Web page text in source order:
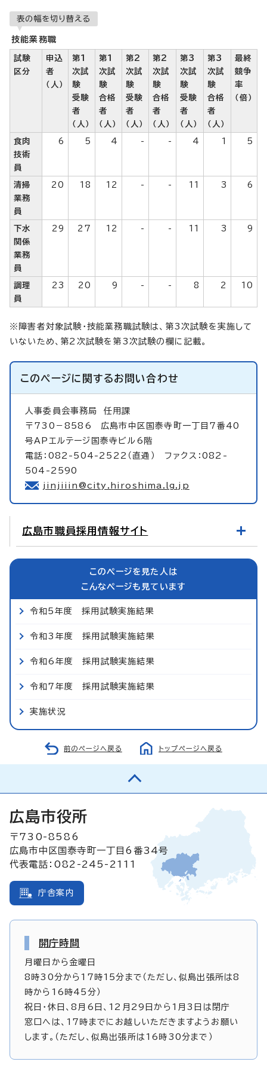
表の幅を切り替える
技能業務職
試験
区分
申込
者
（人）
第1
次試
験
受験
者
（人）
第1
次試
験
合格
者
（人）
第2
次試
験
受験
者
（人）
第2
次試
験
合格
者
（人）
第3
次試
験
受験
者
（人）
第3
次試
験
合格
者
（人）
最終
競争
率
（倍）
食肉
技術
員
6 5 4 - - 4 1 5
清掃
業務
員
20 18 12 - - 11 3 6
下水
関係
業務
員
29 27 12 - - 11 3 9
調理
員
23 20 9 - - 8 2 10
※障害者対象試験・技能業務職試験は、第3次試験を実施して
いないため、第2次試験を第3次試験の欄に記載。
このページに関するお問い合わせ
人事委員会事務局 任用課
〒730－8586 広島市中区国泰寺町一丁目7番40
号APエルテージ国泰寺ビル6階
電話：082-504-2522（直通） ファクス：082-
504-2590
jinjiiin@city.hiroshima.lg.jp
広島市職員採用情報サイト
このページを見た人は
こんなページも見ています
令和5年度 採用試験実施結果
令和3年度 採用試験実施結果
令和6年度 採用試験実施結果
令和7年度 採用試験実施結果
実施状況
前のページへ戻る トップページへ戻る
広島市役所
〒730-8586
広島市中区国泰寺町一丁目6番34号
代表電話：082-245-2111
庁舎案内
開庁時間
月曜日から金曜日
8時30分から17時15分まで（ただし、似島出張所は8
時から16時45分）
祝日・休日、8月6日、12月29日から1月3日は閉庁
窓口へは、17時までにお越しいただきますようお願い
します。（ただし、似島出張所は16時30分まで）